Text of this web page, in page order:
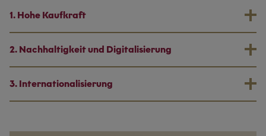
1. Hohe Kaufkraft
2. Nachhaltigkeit und Digitalisierung
3. Internationalisierung